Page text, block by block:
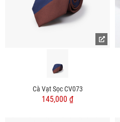
Cà Vạt Sọc CV073
145,000 ₫